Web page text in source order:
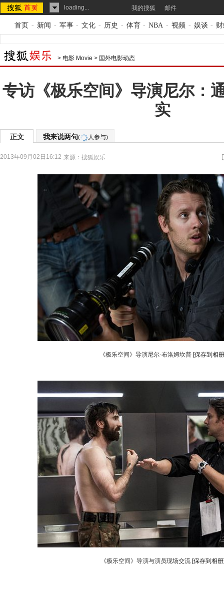
loading... 我的搜狐 邮件
首页 - 新闻 - 军事 - 文化 - 历史 - 体育 - NBA - 视频 - 娱谈 -
> 电影 Movie > 国外电影动态
专访《极乐空间》导演尼尔：
实
正文 我来说两句( 人参与)
2013年09月02日16:12 来源： 搜狐娱乐
《极乐空间》导演尼尔-布洛姆坎普 [保存到相
《极乐空间》导演与演员现场交流 [保存到相